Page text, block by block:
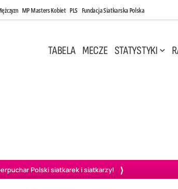
MP Masters Kobiet PLS Fundacja Siatkarska Polska
TABELA MECZE STATYSTYKI
Polski siatkarek i siatkarzy!